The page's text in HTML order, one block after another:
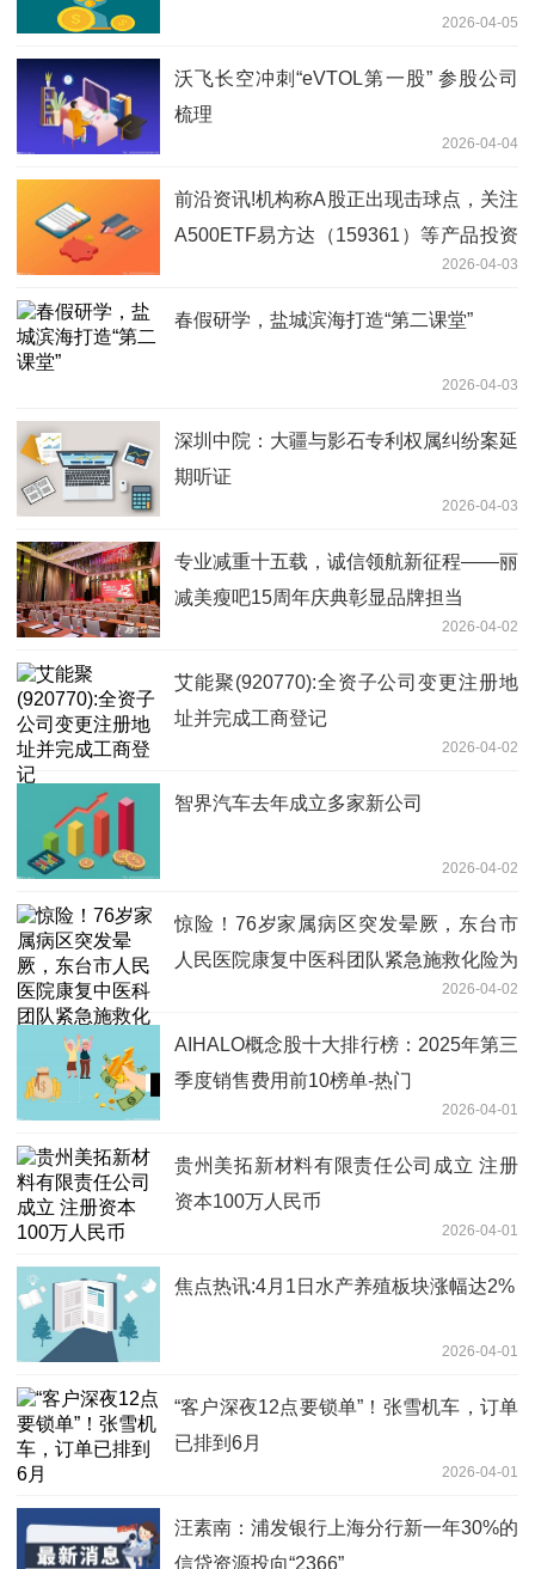
2026-04-05
沃飞长空冲刺“eVTOL第一股” 参股公司
梳理
2026-04-04
前沿资讯!机构称A股正出现击球点，关注
A500ETF易方达（159361）等产品投资
2026-04-03
春假研学，盐城滨海打造“第二课堂”
2026-04-03
深圳中院：大疆与影石专利权属纠纷案延
期听证
2026-04-03
专业减重十五载，诚信领航新征程——丽
减美瘦吧15周年庆典彰显品牌担当
2026-04-02
艾能聚(920770):全资子公司变更注册地
址并完成工商登记
2026-04-02
智界汽车去年成立多家新公司
2026-04-02
惊险！76岁家属病区突发晕厥，东台市
人民医院康复中医科团队紧急施救化险为
2026-04-02
AIHALO概念股十大排行榜：2025年第三
季度销售费用前10榜单-热门
2026-04-01
贵州美拓新材料有限责任公司成立 注册
资本100万人民币
2026-04-01
焦点热讯:4月1日水产养殖板块涨幅达2%
2026-04-01
“客户深夜12点要锁单”！张雪机车，订单
已排到6月
2026-04-01
汪素南：浦发银行上海分行新一年30%的
信贷资源投向“2366”